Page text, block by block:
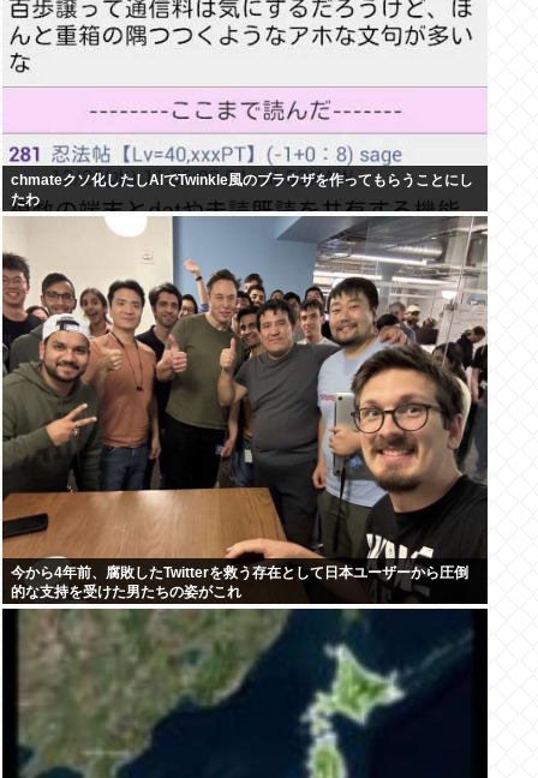
chmateクソ化したしAIでTwinkle風のブラウザを作ってもらうことにし
たわ
今から4年前、腐敗したTwitterを救う存在として日本ユーザーから圧倒
的な支持を受けた男たちの姿がこれ